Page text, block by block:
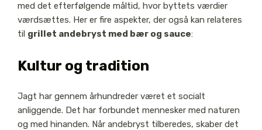
med det efterfølgende måltid, hvor byttets værdier
værdsættes. Her er fire aspekter, der også kan relateres
til grillet andebryst med bær og sauce:
Kultur og tradition
Jagt har gennem århundreder været et socialt
anliggende. Det har forbundet mennesker med naturen
og med hinanden. Når andebryst tilberedes, skaber det